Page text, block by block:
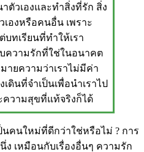
ตัวเองและทำสิ่งที่รัก สิ่ง
องหรือคนอื่น เพราะ
ทเรียนที่ทำให้เรา
ความรักที่ใช่ในอนาคต
ายความว่าเราไม่มีค่า
ดินที่จำเป็นเพื่อนำเราไป
วามสุขที่แท้จริงก็ได้
นคนใหม่ที่ดีกว่าใช่หรือไม่ ? การ
เหมือนกับเรื่องอื่นๆ ความรัก